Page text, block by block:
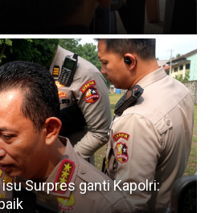
Surpres ganti Kapolri: